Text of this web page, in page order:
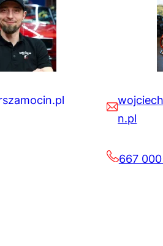
n.pl
667